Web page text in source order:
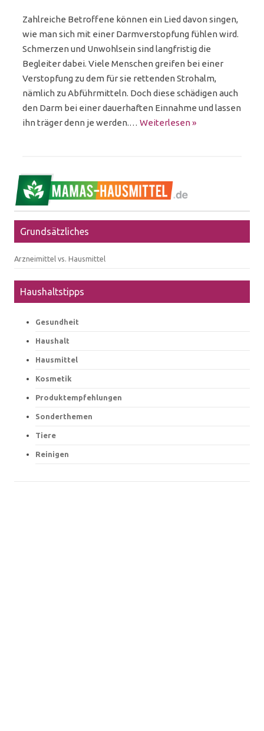
Zahlreiche Betroffene können ein Lied davon singen,
wie man sich mit einer Darmverstopfung fühlen wird.
Schmerzen und Unwohlsein sind langfristig die
Begleiter dabei. Viele Menschen greifen bei einer
Verstopfung zu dem für sie rettenden Strohalm,
nämlich zu Abführmitteln. Doch diese schädigen auch
den Darm bei einer dauerhaften Einnahme und lassen
ihn träger denn je werden.… Weiterlesen »
Grundsätzliches
Arzneimittel vs. Hausmittel
Haushaltstipps
Gesundheit
Haushalt
Hausmittel
Kosmetik
Produktempfehlungen
Sonderthemen
Tiere
Reinigen